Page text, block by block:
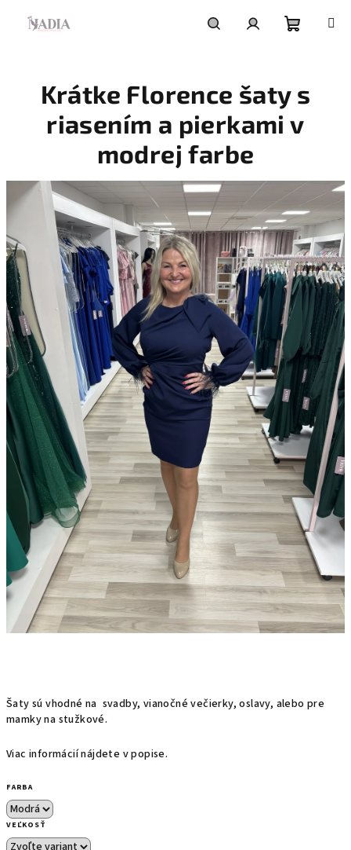
košík
Šaty sú vhodné na svadby, vianočné večierky, oslavy, alebo pre
mamky na stužkové.
Viac informácií nájdete v popise.
FARBA
VEĽKOSŤ
Krátke Florence šaty s
riasením a pierkami v
modrej farbe